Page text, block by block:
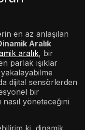
en az anlaşılan
Aralık
aralık, bir
parlak ışıklar
dijital sensörlerden
bir
nasıl yöneteceğini